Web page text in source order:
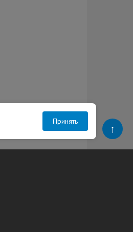
Принять
↑